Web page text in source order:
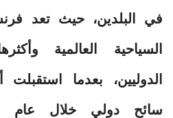
في البلدين، حيث تعد
السياحية العالمية